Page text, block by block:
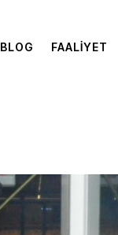
BLOG FAALIYET